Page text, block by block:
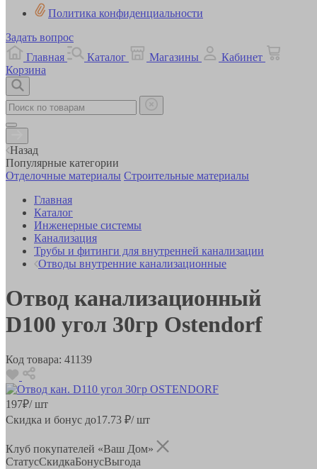
Политика конфиденциальности
Задать вопрос
Главная
Каталог Магазины
Кабинет
Корзина
Назад
Популярные категории
Отделочные материалы Строительные материалы
Главная
Каталог
Инженерные системы
Канализация
Трубы и фитинги для внутренней канализации
Отводы внутренние канализационные
Отвод канализационный
D100 угол 30гр Ostendorf
Код товара: 41139
197₽/ шт
Скидка и бонус до17.73 ₽/ шт
Клуб покупателей «Ваш Дом»
СтатусСкидкаБонусВыгода